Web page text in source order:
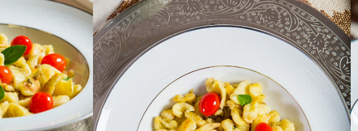
LOJAS AROSA
EMPRESA